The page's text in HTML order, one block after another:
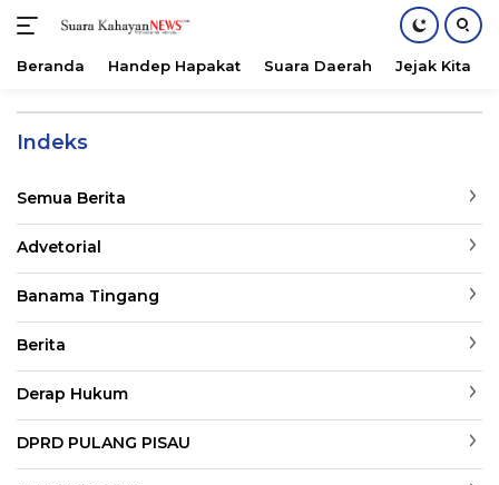
konten
Beranda Handep Hapakat Suara Daerah Jejak Kita
Indeks
Semua Berita
Advetorial
Banama Tingang
Berita
Derap Hukum
DPRD PULANG PISAU